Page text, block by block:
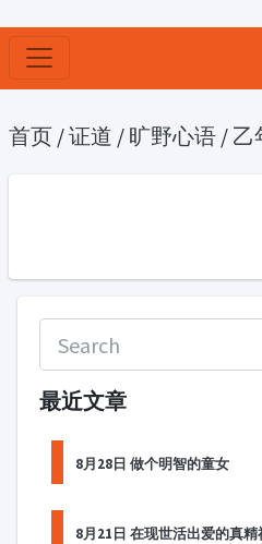
首页 /证道 / 旷野心语 / 乙
最近文章
8月28日 做个明智的童女
8月21日 在现世活出爱的真精